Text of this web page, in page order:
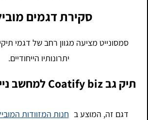
סקירת דגמים
סמסונייט מציעה מגוון רחב של דגמי
יתרונותיו הייחודיים.
תיק גב Coatify biz למחשב נייד 15.6 אינץ'
דגם זה, המוצע ב חנות המזוודות